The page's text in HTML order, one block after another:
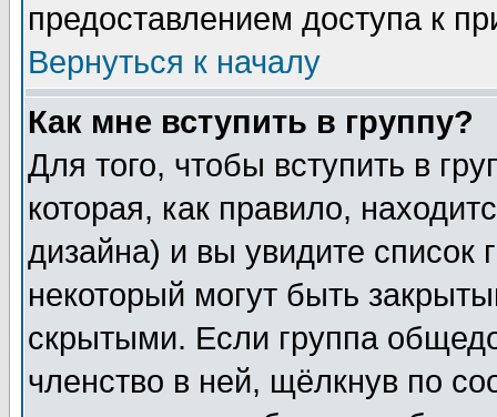
предоставлением доступа к
Вернуться к началу
Как мне вступить в группу?
Для того, чтобы вступить в
которая, как правило,
дизайна) и вы увидите список
некоторый могут быть
скрытыми. Если группа
членство в ней, щёлкнув по